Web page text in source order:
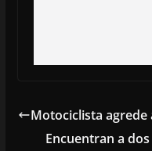
Motociclista
Encuentran a